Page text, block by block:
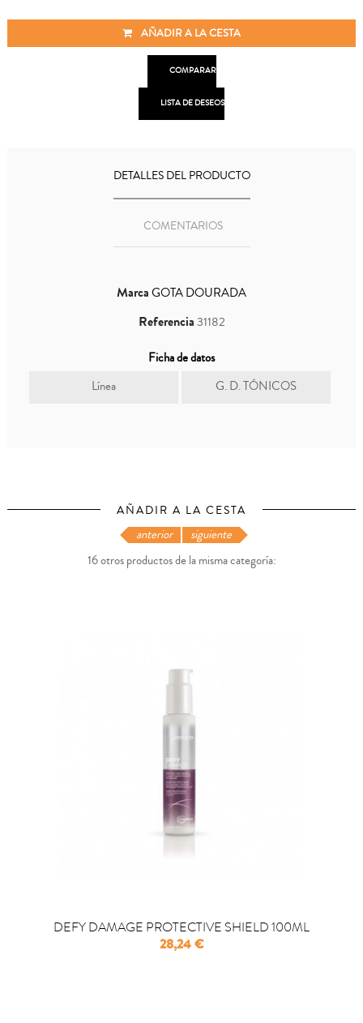
AÑADIR A LA CESTA
COMPARAR
LISTA DE DESEOS
DETALLES DEL PRODUCTO
COMENTARIOS
MarcaGOTA DOURADA
Referencia31182
Ficha de datos
Línea
G. D. TÓNICOS
AÑADIR A LA CESTA
16 otros productos de la misma categoría:
DEFY DAMAGE PROTECTIVE SHIELD 100ML
Precio
28,24 €
anterior siguiente